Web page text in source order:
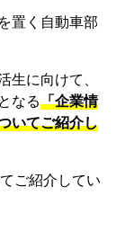
置く自動車部
生に向けて、
なる「企業情
いてご紹介し
ご紹介してい